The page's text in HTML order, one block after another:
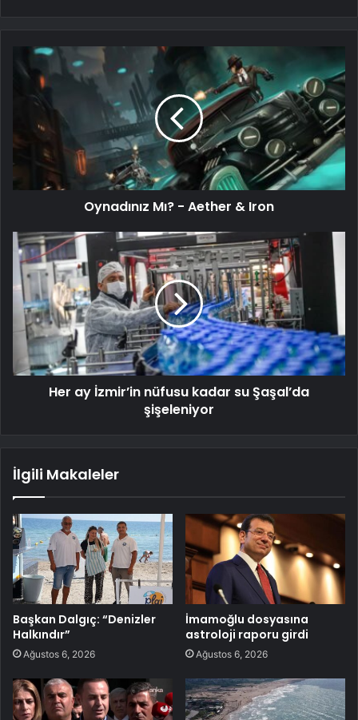
Oynadınız Mı? - Aether & Iron
Her ay İzmir’in nüfusu kadar su Şaşal’da
şişeleniyor
İlgili Makaleler
Başkan Dalgıç: “Denizler
Halkındır”
Ağustos 6, 2026
İmamoğlu dosyasına
astroloji raporu girdi
Ağustos 6, 2026